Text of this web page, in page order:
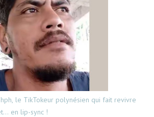
le TikTokeur polynésien qui fait revivre
en lip-sync !